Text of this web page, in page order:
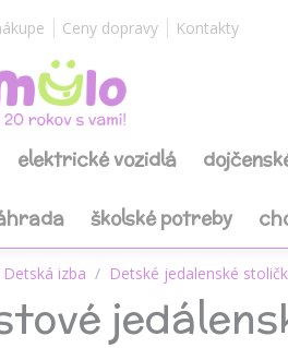
Ceny dopravy Kontakty
elektrické vozidlá
školské potreby
Detská izba Detské jedalenské